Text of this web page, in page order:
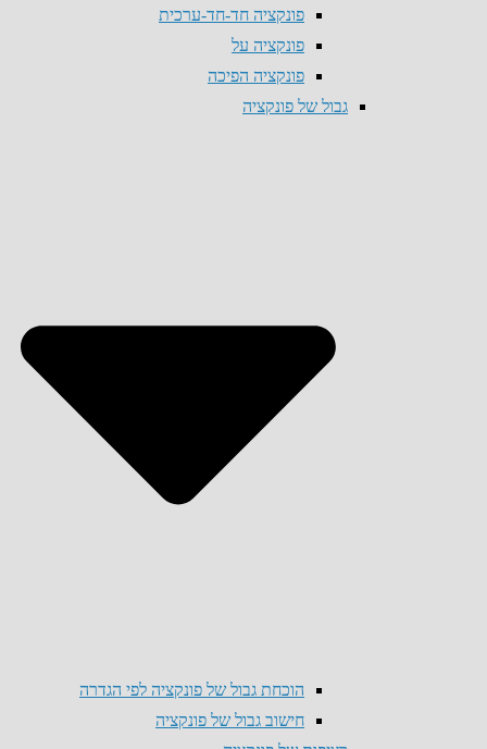
פונקציה חד-חד-ערכית
פונקציה על
פונקציה הפיכה
גבול של פונקציה
הוכחת גבול של פונקציה לפי הגדרה
חישוב גבול של פונקציה